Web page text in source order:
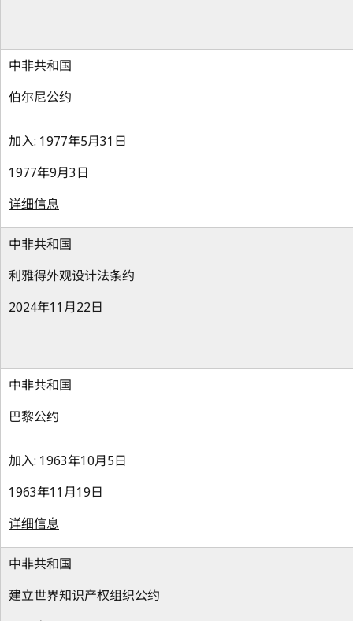
中非共和国
伯尔尼公约
加入: 1977年5月31日
1977年9月3日
详细信息
中非共和国
利雅得外观设计法条约
2024年11月22日
中非共和国
巴黎公约
加入: 1963年10月5日
1963年11月19日
详细信息
中非共和国
建立世界知识产权组织公约